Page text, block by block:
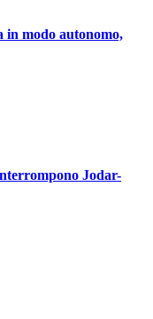
in modo autonomo,
Jodar-